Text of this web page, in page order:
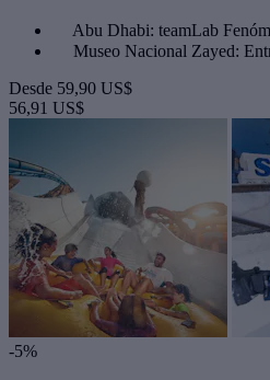
Abu Dhabi: teamLab
Museo Nacional Zayed:
Desde 59,90 US$
56,91 US$
-5%